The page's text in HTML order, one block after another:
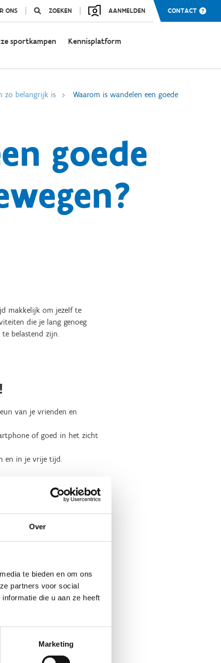
Over
te bieden en om ons
partners voor social
die u aan ze heeft
Marketing
ONS ZOEKEN AANMELDEN CONTACT
sportkampen Kennisplatform
zo belangrijk is
Waarom is wandelen een goede
goede
makkelijk om jezelf te
die je lang genoeg
belastend zijn.
van je vrienden en
of goed in het zicht
en in je vrije tijd.
per dag stil en beweeg
zoals stappen, is een
goede levenskwaliteit